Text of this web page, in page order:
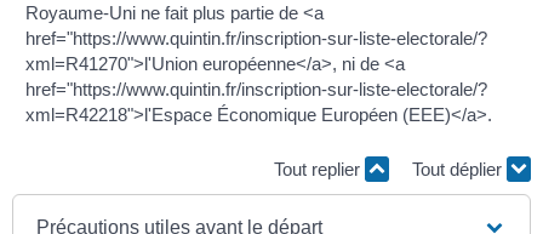
Royaume-Uni ne fait plus partie de <a
href="https://www.quintin.fr/inscription-sur-liste-electorale/?
xml=R41270">l'Union européenne</a>, ni de <a
href="https://www.quintin.fr/inscription-sur-liste-electorale/?
xml=R42218">l'Espace Économique Européen (EEE)</a>.
Tout replier Tout déplier
Précautions utiles avant le départ